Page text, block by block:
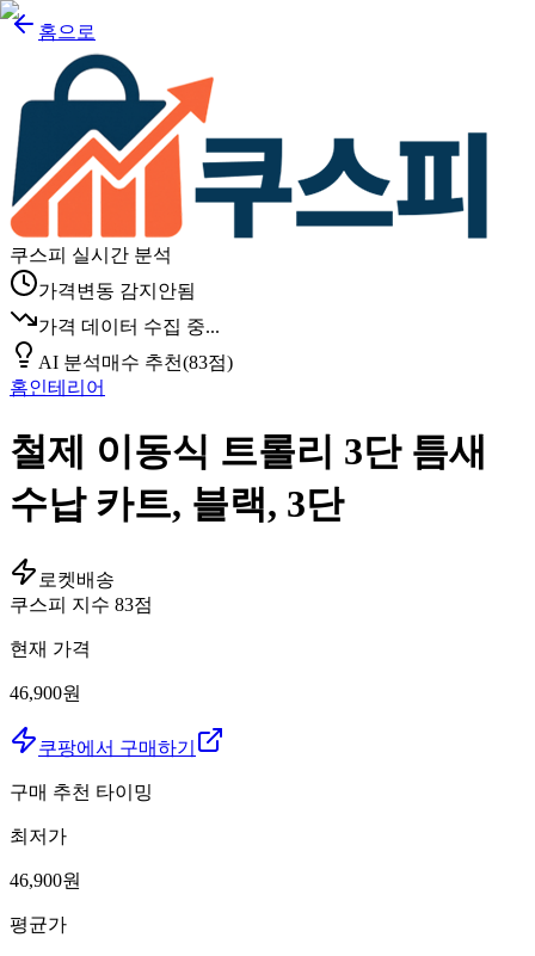
홈으로
쿠스피 실시간 분석
가격변동 감지안됨
가격 데이터 수집 중...
AI 분석매수 추천(83점)
홈인테리어
철제 이동식 트롤리 3단 틈새
수납 카트, 블랙, 3단
로켓배송
쿠스피 지수 83점
현재 가격
46,900원
쿠팡에서 구매하기
구매 추천 타이밍
최저가
46,900원
평균가